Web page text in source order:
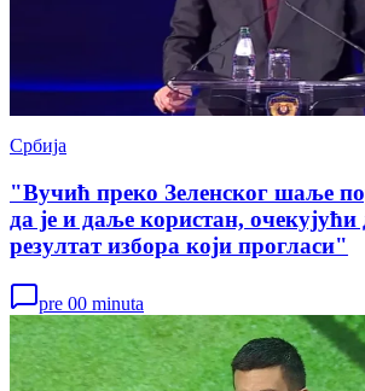
Србија
"Вучић преко Зеленског шаље
да је и даље користан,
резултат избора који прогласи"
pre 00 minuta